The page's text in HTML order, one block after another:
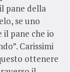
pane della
se uno
il pane che io
Carissimi
ottenere